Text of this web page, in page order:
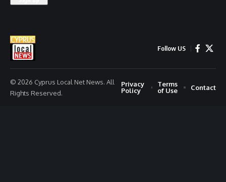
Follow US
© 2026 Cyprus Local Net News. All
Rights Reserved.
Privacy
Policy
Terms
of Use
Contact